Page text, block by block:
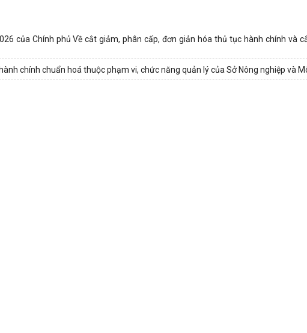
của Chính phủ Về cắt giảm, phân cấp, đơn giản hóa thủ tục hành chính và
chính chuẩn hoá thuộc phạm vi, chức năng quản lý của Sở Nông nghiệp và